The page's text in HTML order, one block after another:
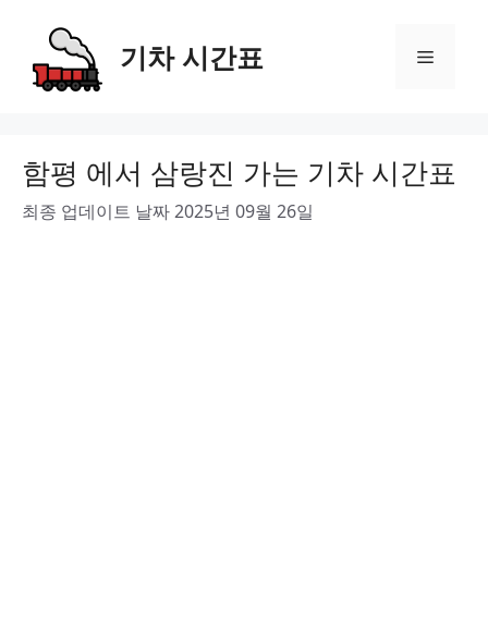
content
기차 시간표 Menu
함평 에서 삼랑진 가는 기차 시간표
최종 업데이트 날짜 2025년 09월 26일